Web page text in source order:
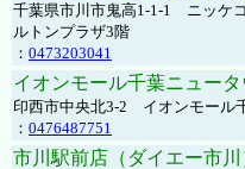
千葉県市川市鬼高1-1-1 ニッケ
ルトンプラザ3階
： 0473203041
イオンモール千葉ニュー
印西市中央北3-2 イオンモール
： 0476487751
市川駅前店（ダイエー市川